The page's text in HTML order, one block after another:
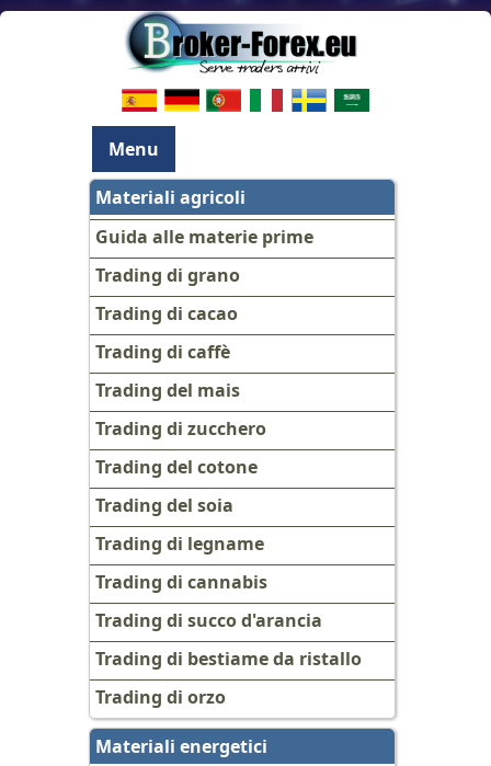
Menu
Materiali agricoli
Guida alle materie prime
Trading di grano
Trading di cacao
Trading di caffè
Trading del mais
Trading di zucchero
Trading del cotone
Trading del soia
Trading di legname
Trading di cannabis
Trading di succo d'arancia
Trading di bestiame da ristallo
Trading di orzo
Materiali energetici